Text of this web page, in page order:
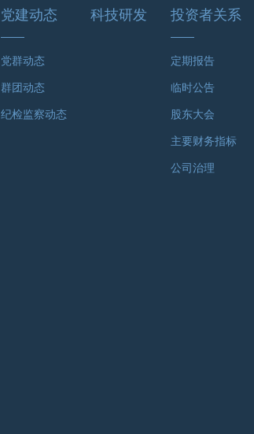
党建动态
党群动态
群团动态
纪检监察动态
科技研发 投资者关系
定期报告
临时公告
股东大会
主要财务指标
公司治理